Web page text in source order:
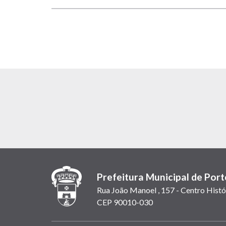
Prefeitura Municipal de
Rua João Manoel , 157 - Centro
CEP 90010-030